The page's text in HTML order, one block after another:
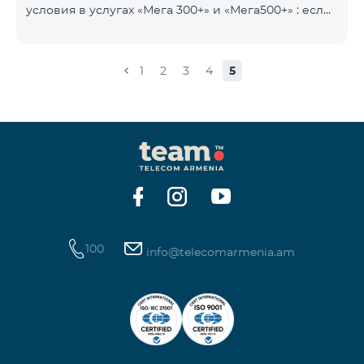
условия в услугах «Мега 300+» и «Мега500+» : если
продлевается, остаток неиспользованного
1 2 3 4 5
100 info@telecomarmenia.am